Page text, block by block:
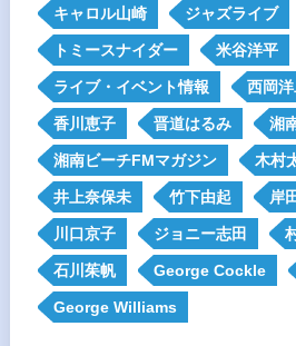
キャロル山崎 ジャズライブ
トミースナイダー 米谷洋平
ライブ・イベント情報 西岡
香川恵子 晋道はるみ 湘
湘南ビーチFMマガジン 木村
井上奈保未 竹下由起 岸
川口京子 ジョニー志田
石川茱帆 George Cockle
George Williams